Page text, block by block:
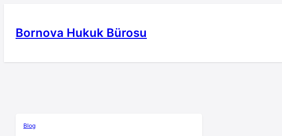
Bornova Hukuk Bürosu
Blog